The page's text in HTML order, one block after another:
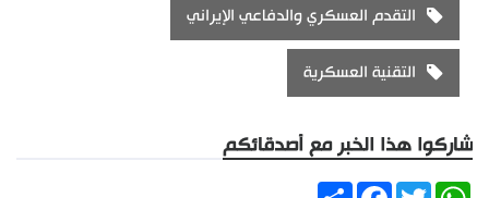
التقدم العسكري والدفاعي الإيراني
التقنية العسكرية
شاركوا هذا الخبر مع أصدقائكم
ShareFacebookTwitter
WhatsApp